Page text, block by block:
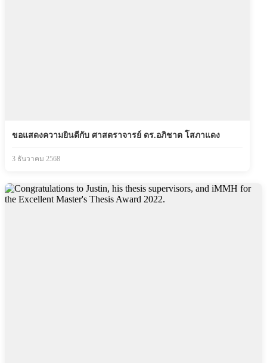
ขอแสดงความยินดีกับ ศาสตราจารย์ ดร.อภิชาต โสภาแดง
3 ธันวาคม 2568